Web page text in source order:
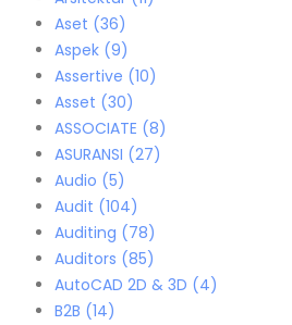
Aset (36)
Aspek (9)
Assertive (10)
Asset (30)
ASSOCIATE (8)
ASURANSI (27)
Audio (5)
Audit (104)
Auditing (78)
Auditors (85)
AutoCAD 2D & 3D (4)
B2B (14)